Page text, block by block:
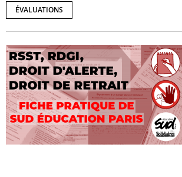
ÉVALUATIONS